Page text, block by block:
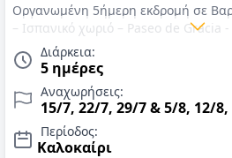
Οργανωμένη 5ήμερη εκδρομή σε
– Ισπανικό χωριό – Paseo de Gracia
Güell - Girona – Figueres.
12/8, 19/8 & 26/8. Αεροπορικά
σε ξενοδοχείο 3*/4*, πρωινό
ξεναγήσεις και έμπειρος αρχηγός/
Καλοκαίρι 2026.
Διάρκεια:
5 ημέρες
Αναχωρήσεις:
15/7, 22/7, 29/7 & 5/8, 12/
Περίοδος:
Καλοκαίρι